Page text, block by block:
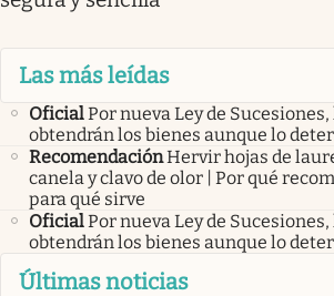
Las más leídas
OficialPor nueva Ley de
obtendrán los bienes aunque lo
RecomendaciónHervir hojas de
canela y clavo de olor | Por qué
para qué sirve
OficialPor nueva Ley de
obtendrán los bienes aunque lo
Últimas noticias